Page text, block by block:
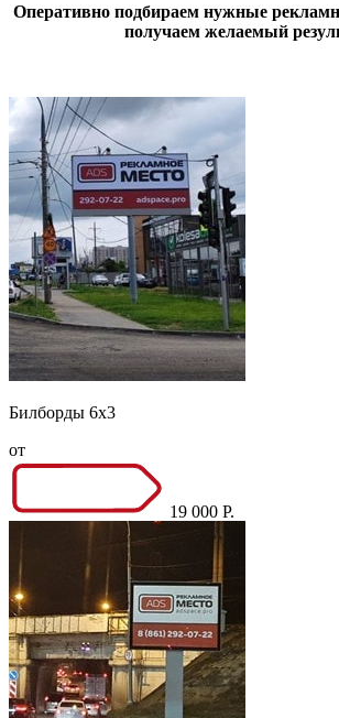
Оперативно подбираем нужные
получаем желаемый
Билборды 6х3
от
19 000 Р.